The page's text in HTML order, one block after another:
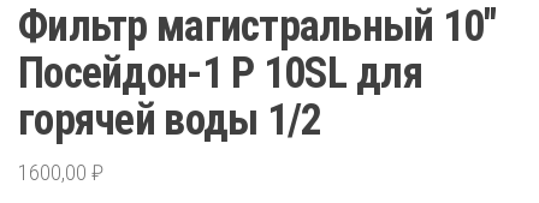
Фильтр магистральный 10″
Посейдон-1 Р 10SL для
горячей воды 1/2
1600,00 ₽